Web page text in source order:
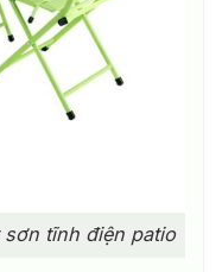
tĩnh điện patio